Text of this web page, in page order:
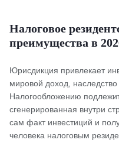
Налоговое
преимущества в
Юрисдикция привлекает
мировой доход, наследство
Налогообложению
сгенерированная внутри
сам факт инвестиций и
человека налоговым